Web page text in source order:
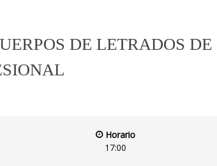
DE LETRADOS
Horario
17:00